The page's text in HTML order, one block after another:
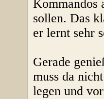
Kommandos
sollen. Das
er lernt sehr
Gerade
muss da
legen und